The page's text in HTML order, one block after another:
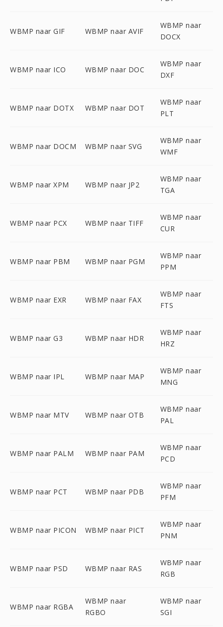
WBMP naar GIF WBMP naar AVIF
WBMP naar
DOCX
WBMP naar ICO WBMP naar DOC
WBMP naar
DXF
WBMP naar DOTX WBMP naar DOT
WBMP naar
PLT
WBMP naar DOCM WBMP naar SVG
WBMP naar
WMF
WBMP naar XPM WBMP naar JP2
WBMP naar
TGA
WBMP naar PCX WBMP naar TIFF
WBMP naar
CUR
WBMP naar PBM WBMP naar PGM
WBMP naar
PPM
WBMP naar EXR WBMP naar FAX
WBMP naar
FTS
WBMP naar G3 WBMP naar HDR
WBMP naar
HRZ
WBMP naar IPL WBMP naar MAP
WBMP naar
MNG
WBMP naar MTV WBMP naar OTB
WBMP naar
PAL
WBMP naar PALM WBMP naar PAM
WBMP naar
PCD
WBMP naar PCT WBMP naar PDB
WBMP naar
PFM
WBMP naar PICON WBMP naar PICT
WBMP naar
PNM
WBMP naar PSD WBMP naar RAS
WBMP naar
RGB
WBMP naar RGBA
WBMP naar
RGBO
WBMP naar
SGI